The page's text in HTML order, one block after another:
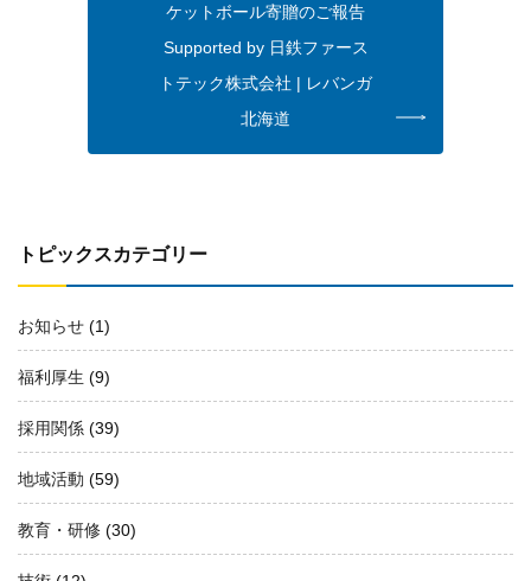
トピックスカテゴリー
お知らせ (1)
福利厚生 (9)
採用関係 (39)
地域活動 (59)
教育・研修 (30)
ケットボール寄贈のご報告
Supported by 日鉄ファース
トテック株式会社 | レバンガ
北海道